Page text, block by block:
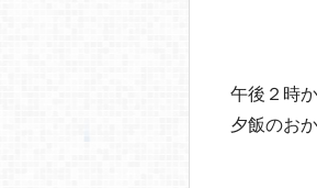
午後２時
夕飯のお